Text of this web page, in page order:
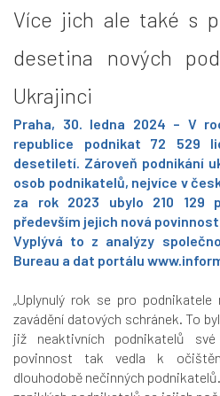
Více jich ale také s
desetina nových
Ukrajinci
Praha, 30. ledna 2024 – V
republice podnikat 72 529
desetiletí. Zároveň podnikání
osob podnikatelů, nejvíce v
za rok 2023 ubylo 210 129
především jejich nová
Vyplývá to z analýzy
Bureau a dat portálu
„Uplynulý rok se pro podnikatele
zavádění datových schránek. To
již neaktivních podnikatelů
povinnost tak vedla k
dlouhodobě nečinných